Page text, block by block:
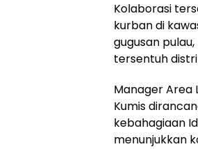
Kolaborasi
kurban di
gugusan
tersentuh
Manager Area
Kumis
kebahagiaan
menunjukkan